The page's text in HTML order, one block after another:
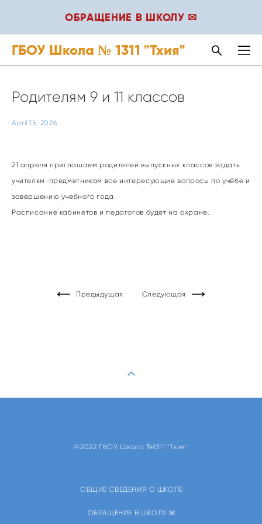
ОБРАЩЕНИЕ В ШКОЛУ ✉
ГБОУ Школа № 1311 "Тхия"
April 15, 2026
Родителям 9 и 11 классов
21 апреля приглашаем родителей выпускных классов задать
учителям-предметникам все интересующие вопросы по учёбе и
завершению учебного года.
Расписание кабинетов и педагогов будет на охране.
Предыдущая Следующая
©2022 ГБОУ Школа №1311 "Тхия"
ОБЩИЕ СВЕДЕНИЯ О ШКОЛЕ
ОБРАЩЕНИЕ В ШКОЛУ ✉